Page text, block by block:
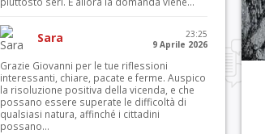
Sara
23:25
9 Aprile 2026
Grazie Giovanni per le tue riflessioni
interessanti, chiare, pacate e ferme. Auspico
la risoluzione positiva della vicenda, e che
possano essere superate le difficoltà di
qualsiasi natura, affinché i cittadini
possano...